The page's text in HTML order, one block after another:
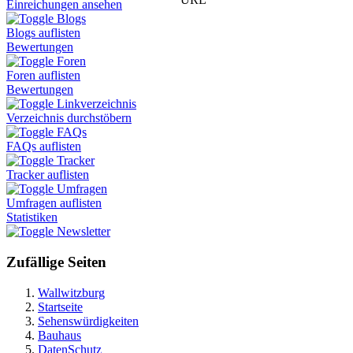
Einreichungen ansehen
Blogs
Blogs auflisten
Bewertungen
Foren
Foren auflisten
Bewertungen
Linkverzeichnis
Verzeichnis durchstöbern
FAQs
FAQs auflisten
Tracker
Tracker auflisten
Umfragen
Umfragen auflisten
Statistiken
Newsletter
Zufällige Seiten
Wallwitzburg
Startseite
Sehenswürdigkeiten
Bauhaus
DatenSchutz